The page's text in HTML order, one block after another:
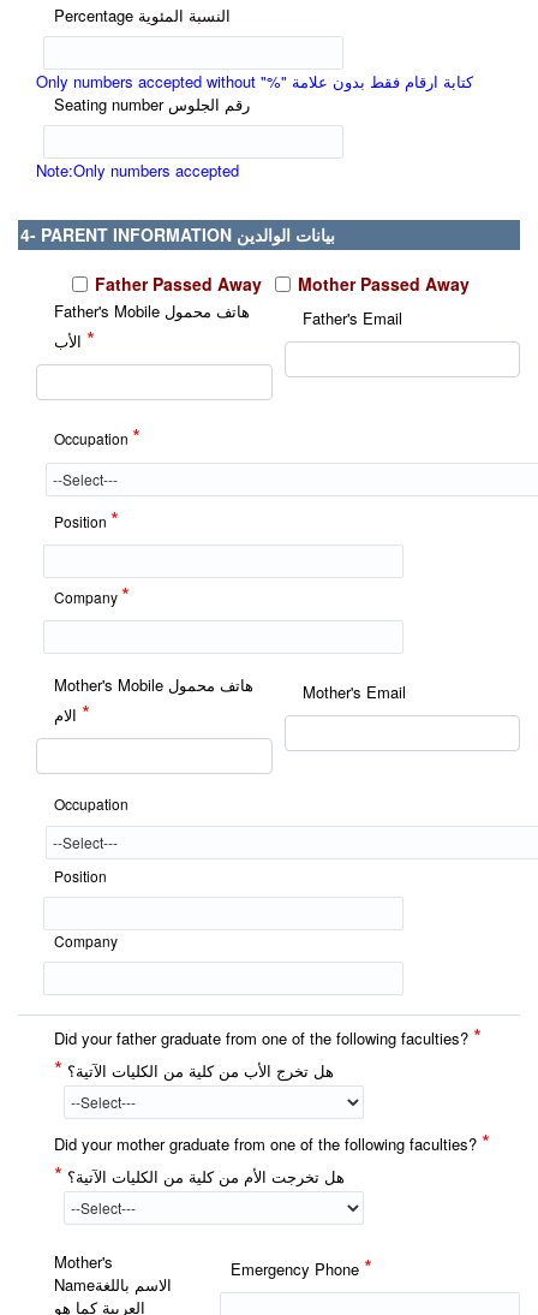
Percentage النسبة المئوية
Only numbers accepted without "%" كتابة ارقام فقط بدون علامة
Seating number رقم الجلوس
Note:Only numbers accepted
4- PARENT INFORMATION بيانات الوالدين
Father Passed Away Mother Passed Away
Father's Mobile هاتف محمول
*
Father's Email
Occupation *
Position *
Company *
Mother's Mobile هاتف محمول
*
Mother's Email
Occupation
Position
Company
Did your father graduate from one of the following faculties? *
هل تخرج الأب من كلية من الكليات الآتية؟ *
Did your mother graduate from one of the following faculties? *
هل تخرجت الأم من كلية من الكليات الآتية؟ *
Mother's
Nameالاسم باللغة
العربية كما هو
Emergency Phone *